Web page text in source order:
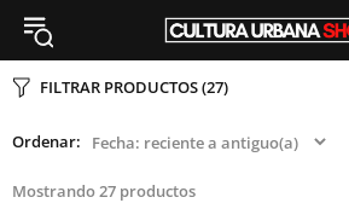
FILTRAR PRODUCTOS(27)
Ordenar:
Mostrando 27 productos